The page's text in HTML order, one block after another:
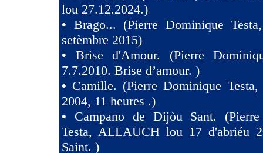
lou 27.12.2024.)
• Brago... (Pierre Dominique
setèmbre 2015)
• Brise d'Amour. (Pierre
7.7.2010. Brise d’amour. )
• Camille. (Pierre Dominique
2004, 11 heures .)
• Campano de Dijòu Sant.
Testa, ALLAUCH lou 17 d'abriéu
Saint. )